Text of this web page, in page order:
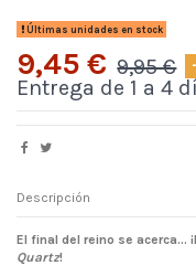
Últimas unidades en stock
9,45 € 9,95 €
Entrega de 1 a 4
Descripción
El final del reino se acerca...
Quartz!